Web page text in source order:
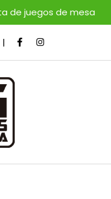
de juegos de mesa